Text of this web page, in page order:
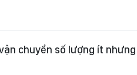
chuyển số lượng ít nhưng